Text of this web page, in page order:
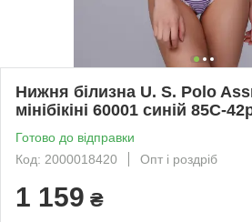
Нижня білизна U. S. Polo
мінібікіні 60001 синій 85С-
Готово до відправки
Код: 2000018420
Опт і роздріб
1 159 ₴